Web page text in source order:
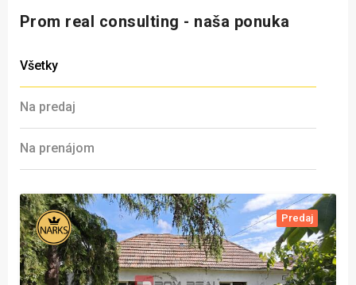
Prom real consulting - naša ponuka
Všetky
Na predaj
Na prenájom
Predaj